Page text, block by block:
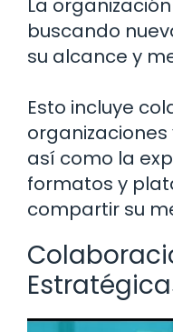
La
buscando
su alcance y
Esto incluye
así como la
formatos y
compartir su